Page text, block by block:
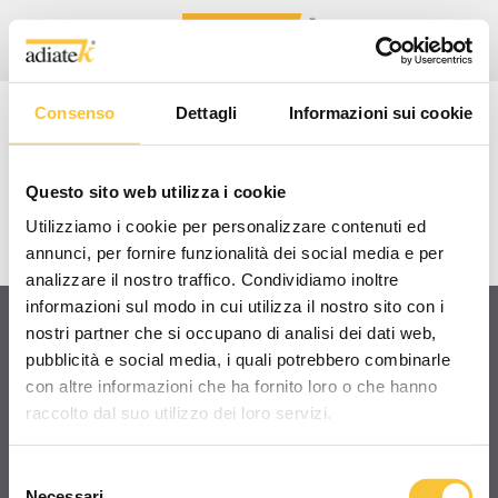
Consenso Dettagli Informazioni sui cookie
Questo sito web utilizza i cookie
Utilizziamo i cookie per personalizzare contenuti ed
annunci, per fornire funzionalità dei social media e per
analizzare il nostro traffico. Condividiamo inoltre
informazioni sul modo in cui utilizza il nostro sito con i
nostri partner che si occupano di analisi dei dati web,
pubblicità e social media, i quali potrebbero combinarle
con altre informazioni che ha fornito loro o che hanno
raccolto dal suo utilizzo dei loro servizi.
RUBY 48BLT
VIDEO TUTORIAL/TECNICI
Condividi